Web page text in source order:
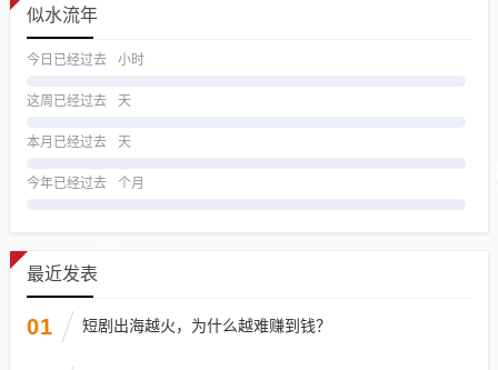
似水流年
今日已经过去 小时
这周已经过去 天
本月已经过去 天
今年已经过去 个月
最近发表
01 短剧出海越火，为什么越难赚到钱？